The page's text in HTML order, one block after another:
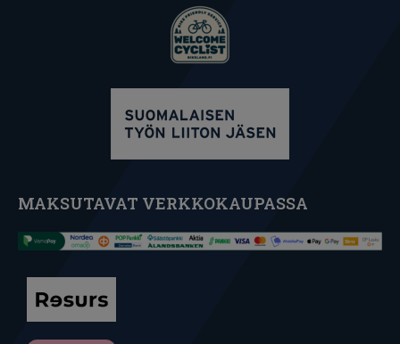
MAKSUTAVAT VERKKOKAUPASSA